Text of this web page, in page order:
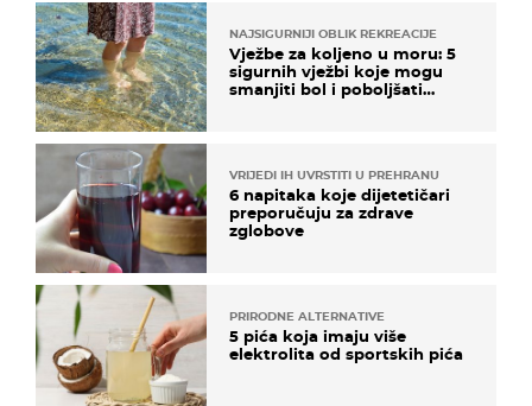
NAJSIGURNIJI OBLIK REKREACIJE
Vježbe za koljeno u moru: 5
sigurnih vježbi koje mogu
smanjiti bol i poboljšati
VRIJEDI IH UVRSTITI U PREHRANU
6 napitaka koje dijetetičari
preporučuju za zdrave
zglobove
PRIRODNE ALTERNATIVE
5 pića koja imaju više
elektrolita od sportskih pića